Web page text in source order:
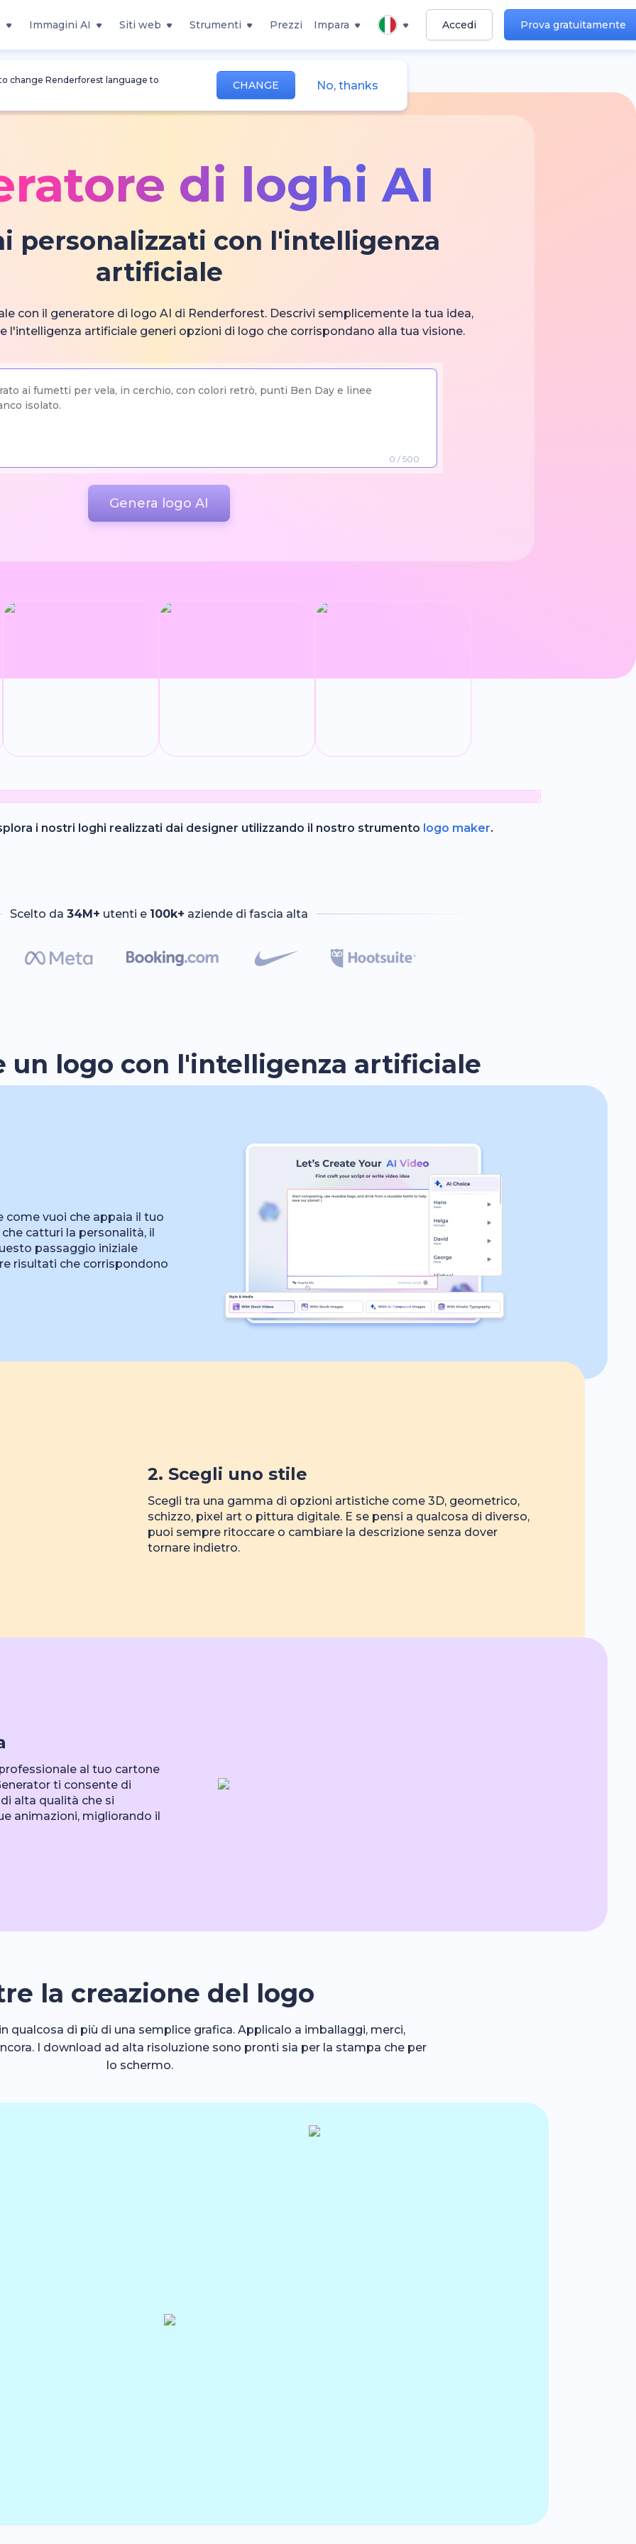
Immagini AI Siti web Strumenti Prezzi Impara Accedi Prova gratuitamente
change Renderforest language to
CHANGE No, thanks
di loghi AI
personalizzati con l'intelligenza
artificiale
con il generatore di logo AI di Renderforest. Descrivi semplicemente la tua idea,
l'intelligenza artificiale generi opzioni di logo che corrispondano alla tua visione.
0 / 500
Genera logo AI
i nostri loghi realizzati dai designer utilizzando il nostro strumento logo maker.
Scelto da 34M+ utenti e 100k+ aziende di fascia alta
un logo con l'intelligenza artificiale
come vuoi che appaia il tuo
catturi la personalità, il
passaggio iniziale
risultati che corrispondono
2. Scegli uno stile
Scegli tra una gamma di opzioni artistiche come 3D, geometrico,
schizzo, pixel art o pittura digitale. E se pensi a qualcosa di diverso,
puoi sempre ritoccare o cambiare la descrizione senza dover
tornare indietro.
al tuo cartone
ti consente di
alta qualità che si
animazioni, migliorando il
la creazione del logo
qualcosa di più di una semplice grafica. Applicalo a imballaggi, merci,
I download ad alta risoluzione sono pronti sia per la stampa che per
lo schermo.